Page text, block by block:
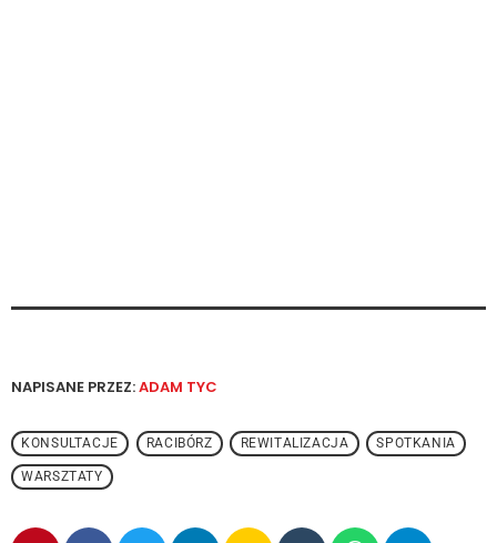
NAPISANE PRZEZ:ADAM TYC
KONSULTACJE RACIBÓRZ REWITALIZACJA SPOTKANIA
WARSZTATY